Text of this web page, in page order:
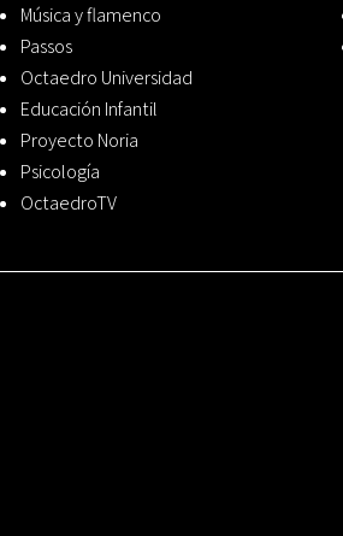
Música y flamenco
Passos
Octaedro Universidad
Educación Infantil
Proyecto Noria
Psicología
OctaedroTV